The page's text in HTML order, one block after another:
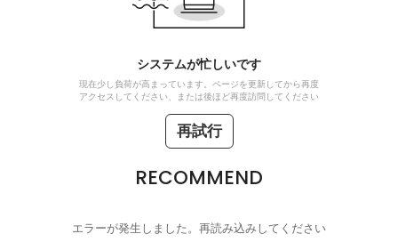
システムが忙しいです
現在少し負荷が高まっています。ページを更新してから再度
アクセスしてください、または後ほど再度訪問してください
再試行
RECOMMEND
エラーが発生しました。再読み込みしてください